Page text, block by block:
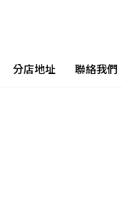
分店地址 聯絡我們